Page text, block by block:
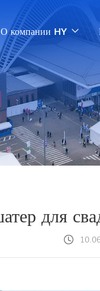
О компании HY
для